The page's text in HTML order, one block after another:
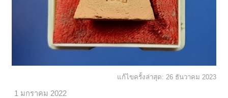
แก้ไขครั้งล่าสุด: 26 ธันวาคม 2023
1 มกราคม 2022